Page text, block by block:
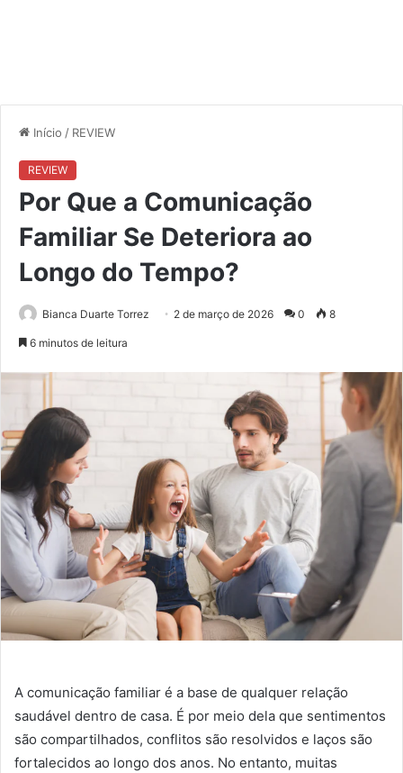
Início / REVIEW
REVIEW
Por Que a Comunicação
Familiar Se Deteriora ao
Longo do Tempo?
Bianca Duarte Torrez 2 de março de 2026 0 8
6 minutos de leitura
A comunicação familiar é a base de qualquer relação
saudável dentro de casa. É por meio dela que sentimentos
são compartilhados, conflitos são resolvidos e laços são
fortalecidos ao longo dos anos. No entanto, muitas